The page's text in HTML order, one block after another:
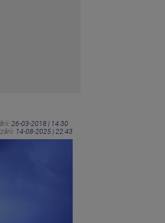
26-03-2018 | 14:30
14-08-2025 | 22:43